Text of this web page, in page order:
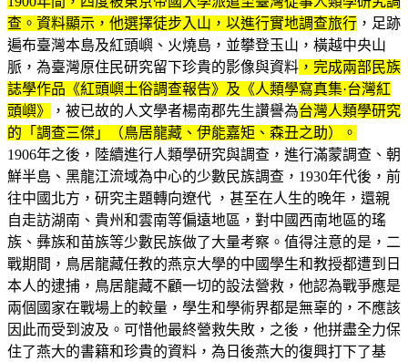
查 。資料顯示，他選擇徒步入山，以進行實地調查旅行 ，足跡
遍布臺灣本島及紅頭嶼、火燒島，並攀登玉山，橫越中央山
脈，為臺灣原住民研究留下珍貴的影像與資料 ，完成兩部民族
誌學作品《紅頭嶼土俗調查報告》及《人類學寫真集·台灣紅
頭嶼》
，被已故的人文學者楊南郡先生讚譽為台灣人類學研究
的「調查三傑」（鳥居龍藏、伊能嘉矩、森丑之助）。
1906年之後，陸續進行人類學研究與調查，進行滿蒙調查、朝
鮮半島、黑龍江流域為中心的少數民族調查，1930年代後，前
往中國北方，研究主題轉向遼代 ，甚至在人生的晚年，還親
自走訪湖南、貴州和雲南等偏遠地區，對中國西南地區的瑤
族、彝族和苗族等少數民族做了大量考察。值得注意的是，二
戰期間，鳥居龍藏任教的燕京大學的中國學生和教授都遭到日
本人的逮捕，鳥居龍藏不顧一切的設法營救，他認為戰爭應是
兩個國家在戰場上的較量，學生和學術界都是無辜的，不應該
因此而受到波及。可惜他最終營救失敗，之後，他拼盡全力保
住了燕大的書籍和珍貴的資料，為日後燕大的復興打下了基